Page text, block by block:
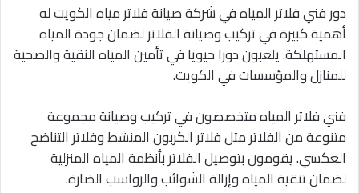
دور فني فلاتر المياه في شركة صيانة فلاتر مياه الكويت له
أهمية كبيرة في تركيب وصيانة الفلاتر لضمان جودة المياه
المستهلكة. يلعبون دورا حيويا في تأمين المياه النقية والصحية
للمنازل والمؤسسات في الكويت.
فني فلاتر المياه متخصصون في تركيب وصيانة مجموعة
متنوعة من الفلاتر مثل فلاتر الكربون المنشط وفلاتر التناضح
العكسي. يقومون بتوصيل الفلاتر بأنظمة المياه المنزلية
لضمان تنقية المياه وإزالة الشوائب والرواسب الضارة.